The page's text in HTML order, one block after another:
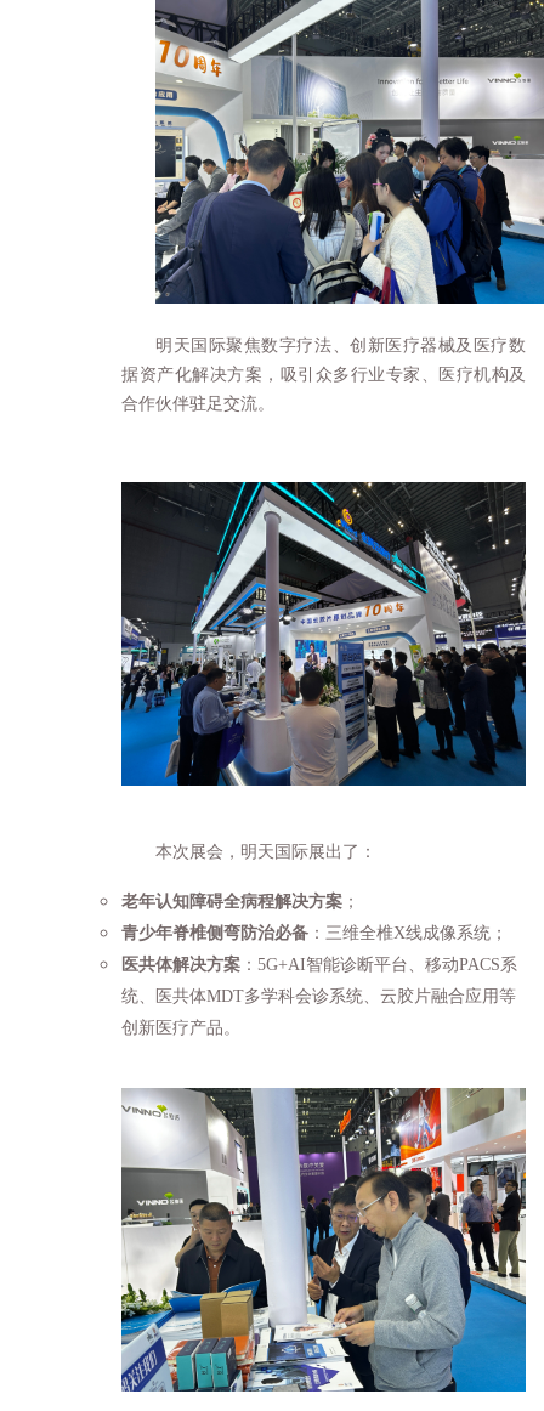
明天国际聚焦数字疗法、创新医疗器械及医疗数
据资产化解决方案，吸引众多行业专家、医疗机构及
合作伙伴驻足交流。
本次展会，明天国际展出了：
老年认知障碍全病程解决方案 ；
青少年脊椎侧弯防治必备 ：三维全椎X线成像系统；
医共体解决方案 ：5G+AI智能诊断平台、移动PACS系
统 、医共体MDT多学科会诊系统、云胶片融合应用等
创新医疗产品。